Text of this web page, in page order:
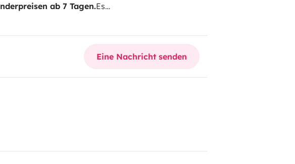
ab 7 Tagen.Es
mit 9-Flaschen-Schublade
im Heck und ein
tourentauglichste Wohnmobil
Betten und allen
ideal für Reisen mit der
... Bringen Sie einfach Ihre
Eine Nachricht senden